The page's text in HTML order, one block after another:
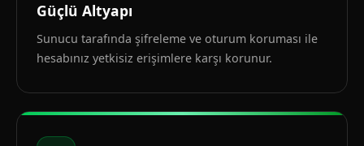
Güçlü Altyapı
Sunucu tarafında şifreleme ve oturum koruması ile
hesabınız yetkisiz erişimlere karşı korunur.